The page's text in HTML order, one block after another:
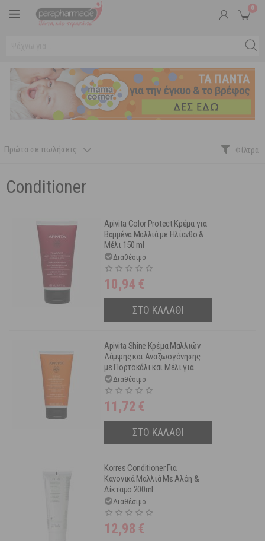
0
Πρώτα σε πωλήσεις
Conditioner
Apivita Color Protect Κρέμα για
Βαμμένα Μαλλιά με Ηλίανθο &
Μέλι 150 ml
Διαθέσιμο
10,94 €
ΣΤΟ ΚΑΛΑΘΙ
Apivita Shine Κρέμα Μαλλιών
Λάμψης και Αναζωογόνησης
με Πορτοκάλι και Μέλι για
Όλους τους Τύπους Μαλλιών
150 ml
Διαθέσιμο
11,72 €
ΣΤΟ ΚΑΛΑΘΙ
Korres Conditioner Για
Κανονικά Μαλλιά Με Αλόη &
Δίκταμο 200ml
Διαθέσιμο
12,98 €